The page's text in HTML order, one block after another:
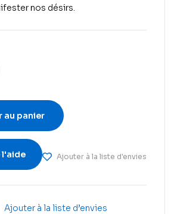
nos désirs.
au panier
l'aide Ajouter à la liste d'envies
Ajouter à la liste d’envies